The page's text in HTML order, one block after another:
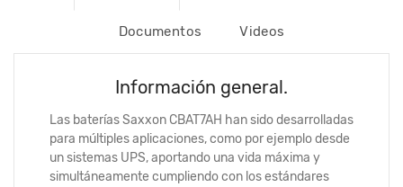
Documentos Videos
Información general.
Las baterías Saxxon CBAT7AH han sido desarrolladas
para múltiples aplicaciones, como por ejemplo desde
un sistemas UPS, aportando una vida máxima y
simultáneamente cumpliendo con los estándares